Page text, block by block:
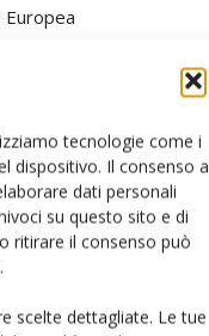
tecnologie come i
dispositivo. Il consenso a
dati personali
su questo sito e di
ritirare il consenso può
scelte dettagliate. Le tue
i
un